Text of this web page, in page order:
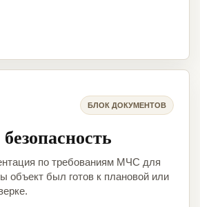
БЛОК ДОКУМЕНТОВ
по требованиям МЧС для
объект был готов к плановой или